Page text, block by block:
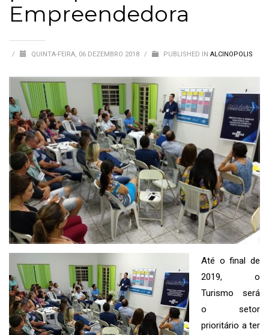
Empreendedora
/ QUINTA-FEIRA, 06 DEZEMBRO 2018 / PUBLISHED IN ALCINOPOLIS
Até o final de
2019, o
Turismo será
o setor
prioritário a ter